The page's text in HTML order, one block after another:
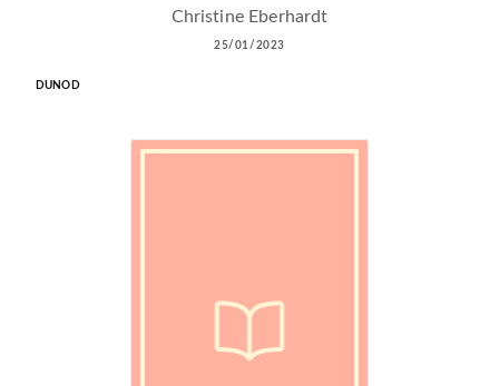
Christine Eberhardt
25/01/2023
DUNOD